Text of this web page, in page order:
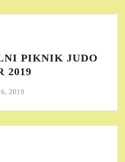
PIKNIK JUDO
2019
2019